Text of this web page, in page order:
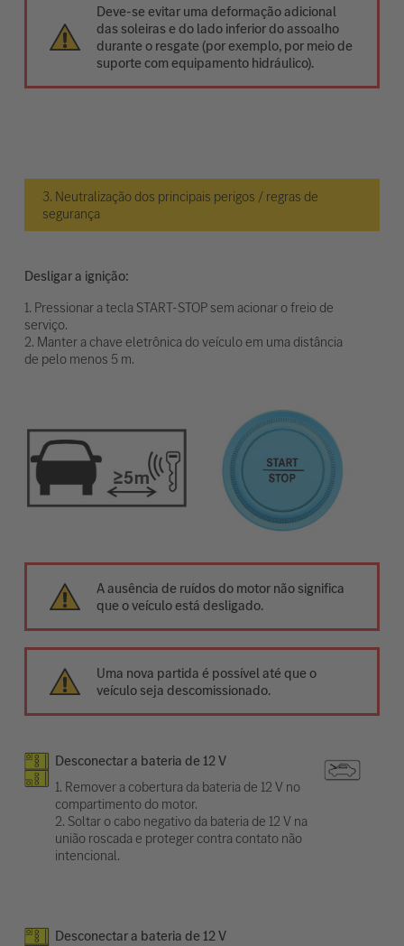
Deve-se evitar uma deformação adicional
das soleiras e do lado inferior do assoalho
durante o resgate (por exemplo, por meio de
suporte com equipamento hidráulico).
3. Neutralização dos principais perigos / regras de
segurança
Desligar a ignição:
1. Pressionar a tecla START-STOP sem acionar o freio de
serviço.
2. Manter a chave eletrônica do veículo em uma distância
de pelo menos 5 m.
A ausência de ruídos do motor não significa
que o veículo está desligado.
Uma nova partida é possível até que o
veículo seja descomissionado.
Desconectar a bateria de 12 V
1. Remover a cobertura da bateria de 12 V no
compartimento do motor.
2. Soltar o cabo negativo da bateria de 12 V na
união roscada e proteger contra contato não
intencional.
Desconectar a bateria de 12 V